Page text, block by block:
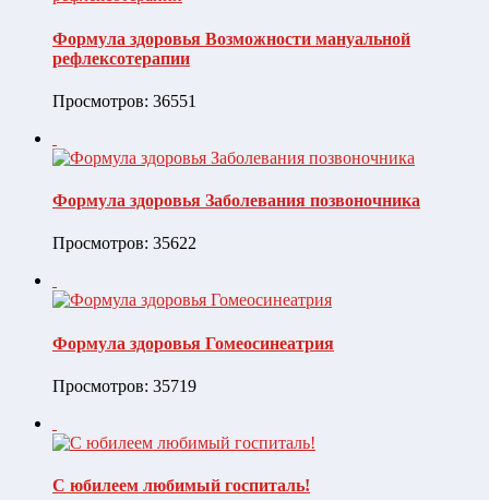
Формула здоровья Возможности мануальной
рефлексотерапии
Просмотров: 36551
Формула здоровья Заболевания позвоночника
Просмотров: 35622
Формула здоровья Гомеосинеатрия
Просмотров: 35719
С юбилеем любимый госпиталь!